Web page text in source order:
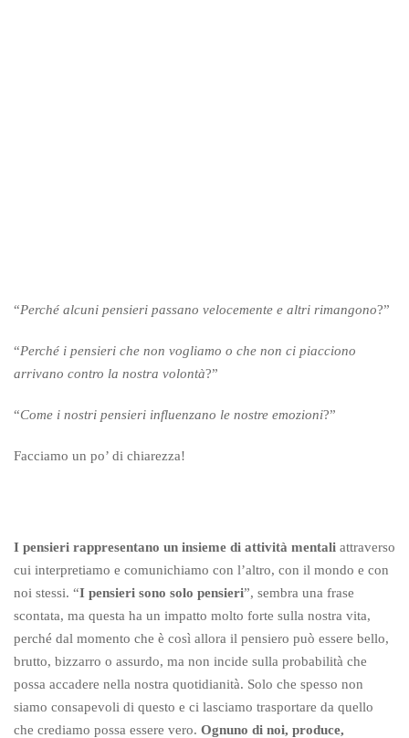
“Perché alcuni pensieri passano velocemente e altri rimangono?”
“Perché i pensieri che non vogliamo o che non ci piacciono
arrivano contro la nostra volontà?”
“Come i nostri pensieri influenzano le nostre emozioni?”
Facciamo un po’ di chiarezza!
I pensieri rappresentano un insieme di attività mentali attraverso
cui interpretiamo e comunichiamo con l’altro, con il mondo e con
noi stessi. “I pensieri sono solo pensieri”, sembra una frase
scontata, ma questa ha un impatto molto forte sulla nostra vita,
perché dal momento che è così allora il pensiero può essere bello,
brutto, bizzarro o assurdo, ma non incide sulla probabilità che
possa accadere nella nostra quotidianità. Solo che spesso non
siamo consapevoli di questo e ci lasciamo trasportare da quello
che crediamo possa essere vero. Ognuno di noi, produce,